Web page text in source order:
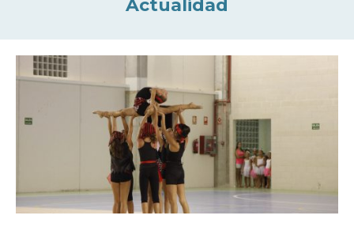
Actualidad